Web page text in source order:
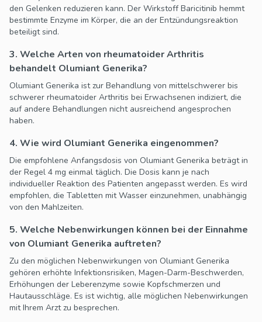
den Gelenken reduzieren kann. Der Wirkstoff Baricitinib hemmt
bestimmte Enzyme im Körper, die an der Entzündungsreaktion
beteiligt sind.
3. Welche Arten von rheumatoider Arthritis
behandelt Olumiant Generika?
Olumiant Generika ist zur Behandlung von mittelschwerer bis
schwerer rheumatoider Arthritis bei Erwachsenen indiziert, die
auf andere Behandlungen nicht ausreichend angesprochen
haben.
4. Wie wird Olumiant Generika eingenommen?
Die empfohlene Anfangsdosis von Olumiant Generika beträgt in
der Regel 4 mg einmal täglich. Die Dosis kann je nach
individueller Reaktion des Patienten angepasst werden. Es wird
empfohlen, die Tabletten mit Wasser einzunehmen, unabhängig
von den Mahlzeiten.
5. Welche Nebenwirkungen können bei der Einnahme
von Olumiant Generika auftreten?
Zu den möglichen Nebenwirkungen von Olumiant Generika
gehören erhöhte Infektionsrisiken, Magen-Darm-Beschwerden,
Erhöhungen der Leberenzyme sowie Kopfschmerzen und
Hautausschläge. Es ist wichtig, alle möglichen Nebenwirkungen
mit Ihrem Arzt zu besprechen.